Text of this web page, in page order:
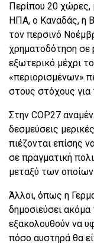
Περίπου 20 χώρες,
ΗΠΑ, ο Καναδάς, η
τον περσινό
χρηματοδότηση
εξωτερικό μέχρι
«περιορισμένων»
στους στόχους για
Στην COP27
δεσμεύσεις
πιέζονται επίσης
σε πραγματική
μεταξύ των οποίων
Άλλοι, όπως η
δημοσιεύσει ακόμα
εξακολουθούν να
πόσο αυστηρά θα